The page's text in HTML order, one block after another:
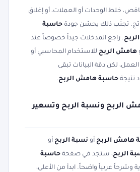
خلط الوحدات أو العملات، أو إغلاق
تجنّب ذلك يحسّن جودة حاسبة
. راجع المدخلات جيداً خصوصاً عند
هامش الربح للاستخدام المحاسبي أو
لكن دقة البيانات تبقى
نتيجة حاسبة هامش الربح.
الربح ونسبة الربح وتسعير
هامش الربح أو نسبة الربح أو
الربح، ستجد في صفحة حاسبة
وشرحاً عربياً واضحاً. ابدأ من الأعلى،